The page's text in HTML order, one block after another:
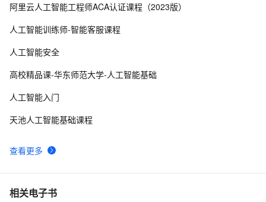
8 智能呼叫中心源码系统搭建
10okcc呼叫中心系统搭建的方案方式
查看更多
阿里云人工智能工程师ACA认证课程（2023版）
人工智能训练师-智能客服课程
人工智能安全
高校精品课-华东师范大学-人工智能基础
人工智能入门
天池人工智能基础课程
相关电子书